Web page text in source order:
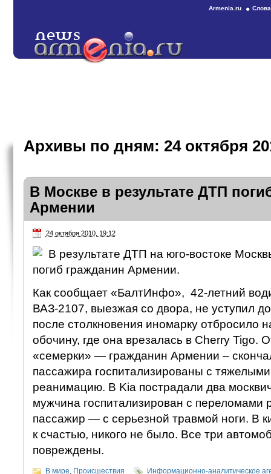
Armenia.ru
Архивы по дням: 24 октября
В Москве в результате ДТП
Армении
24 октября 2010, 19:12
В результате ДТП на юго-востоке
погиб гражданин Армении.
Как сообщает «БалтИнфо», 42-летний
ВАЗ-2107, выезжая со двора, не уступил
после столкновения иномарку отбросило
обочину, где она врезалась в Cherry Tigo.
«семерки» — гражданин Армении –
пассажира госпитализированы с
реанимацию. В Kia пострадали два
мужчина госпитализирован с переломами
пассажир — с серьезной травмой ноги. В
к счастью, никого не было. Все три
повреждены.
В мире Происшествия Информационно-аналитическое